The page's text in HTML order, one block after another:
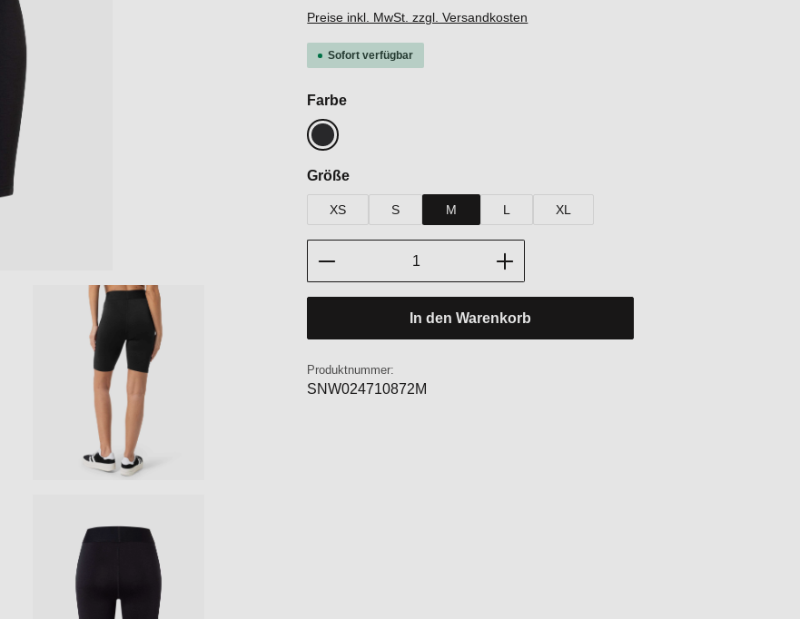
Preise inkl. MwSt. zzgl. Versandkosten
Sofort verfügbar
Farbeauswählen
Jet Black
Größeauswählen
XS S M L XL
Produkt Anzahl: Gib den gewünschten Wert ein
In den Warenkorb
Produktnummer:
SNW024710872M